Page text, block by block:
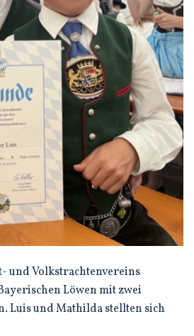
und Volkstrachtenvereins
Löwen mit zwei
Luis und Mathilda stellten sich